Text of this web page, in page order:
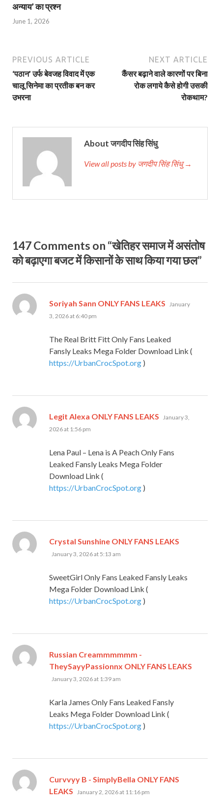
अन्याय’ का प्रश्न
June 1, 2026
PREVIOUS ARTICLE
‘पठान’ उर्फ बेवजह विवाद में एक
चालू सिनेमा का प्रतीक बन कर
उभरना
NEXT ARTICLE
कैंसर बढ़ाने वाले कारणों पर बिना
रोक लगाये कैसे होगी उसकी
रोकथाम?
About जगदीप सिंह सिंधु
View all posts by जगदीप सिंह सिंधु →
147 Comments on “खेतिहर समाज में असंतोष
को बढ़ाएगा बजट में किसानों के साथ किया गया छल”
Soriyah Sann ONLY FANS LEAKS says:
January
3, 2026 at 6:40 pm
The Real Britt Fitt Only Fans Leaked
Fansly Leaks Mega Folder Download Link (
https://UrbanCrocSpot.org )
Legit Alexa ONLY FANS LEAKS says:
January 3,
2026 at 1:56 pm
Lena Paul – Lena is A Peach Only Fans
Leaked Fansly Leaks Mega Folder
Download Link (
https://UrbanCrocSpot.org )
Crystal Sunshine ONLY FANS LEAKS
January 3, 2026 at 5:13 am
SweetGirl Only Fans Leaked Fansly Leaks
Mega Folder Download Link (
https://UrbanCrocSpot.org )
Russian Creammmmmm -
TheySayyPassionnx ONLY FANS LEAKS
says:
January 3, 2026 at 1:39 am
Karla James Only Fans Leaked Fansly
Leaks Mega Folder Download Link (
https://UrbanCrocSpot.org )
Curvvyy B - SimplyBella ONLY FANS
LEAKS
says:
January 2, 2026 at 11:16 pm